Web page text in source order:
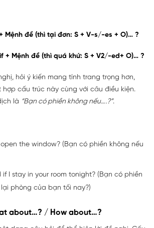
Mệnh đề (thì tại đơn: S + V-s/-es + O)… ?
+ Mệnh đề (thì quá khứ: S + V2/-ed+ O)… ?
hỏi ý kiến mang tính trang trọng hơn,
cấu trúc này cùng với câu điều kiện.
là “Bạn có phiền không nếu….?”.
the window? (Bạn có phiền không nếu
if I stay in your room tonight? (Bạn có phiền
phòng của bạn tối nay?)
about…? / How about…?